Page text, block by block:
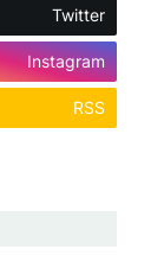
Twitter
Instagram
RSS